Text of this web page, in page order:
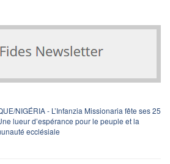
NIGÉRIA - L’Infanzia Missionaria fête ses 25
lueur d’espérance pour le peuple et la
ecclésiale